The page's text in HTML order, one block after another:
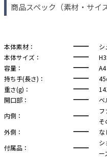
商品スペック（素材・サイズ
本体素材：
シ
本体サイズ：
容量：
A4
持ち手(長さ)：
重さ(g)：
開口部：
ベ
内側：
フ
外側：
な
付属品：
シ